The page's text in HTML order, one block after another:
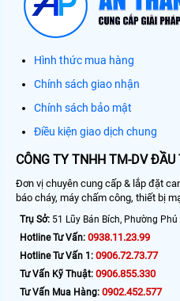
Hình thức mua hàng
Chính sách giao nhận
Chính sách bảo mật
Điều kiện giao dịch chung
CÔNG TY TNHH TM-DV
Đơn vị chuyên cung cấp & lắp đặt
báo cháy, máy chấm công, thiết bị
Trụ Sở: 51 Lũy Bán Bích, Phường
Hotline Tư Vấn: 0938.11.23.99
Hotline Tư Vấn 1: 0906.72.73.77
Tư Vấn Kỹ Thuật: 0906.855.330
Tư Vấn Mua Hàng: 0902.452.577